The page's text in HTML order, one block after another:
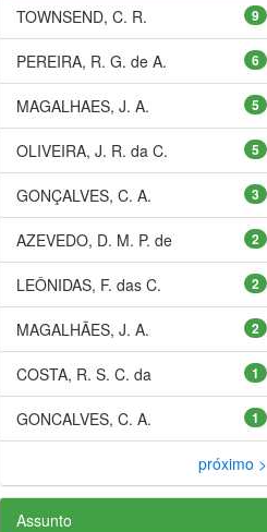
9
TOWNSEND, C. R.
6
PEREIRA, R. G. de A.
5
MAGALHAES, J. A.
5
OLIVEIRA, J. R. da C.
3
GONÇALVES, C. A.
2
AZEVEDO, D. M. P. de
2
LEÔNIDAS, F. das C.
2
MAGALHÃES, J. A.
1
COSTA, R. S. C. da
1
GONCALVES, C. A.
próximo >
Assunto